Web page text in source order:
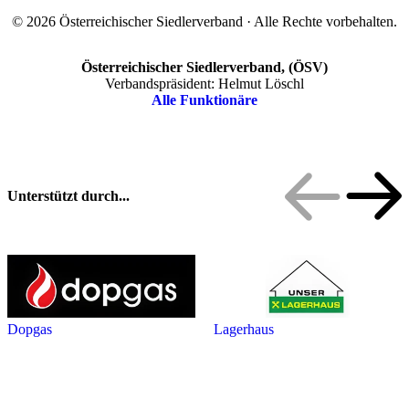
© 2026 Österreichischer Siedlerverband · Alle Rechte vorbehalten.
Österreichischer Siedlerverband, (ÖSV)
Verbandspräsident: Helmut Löschl
Alle Funktionäre
Unterstützt durch...
Dopgas Lagerhaus